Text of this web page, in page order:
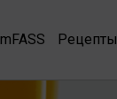
Рецепты